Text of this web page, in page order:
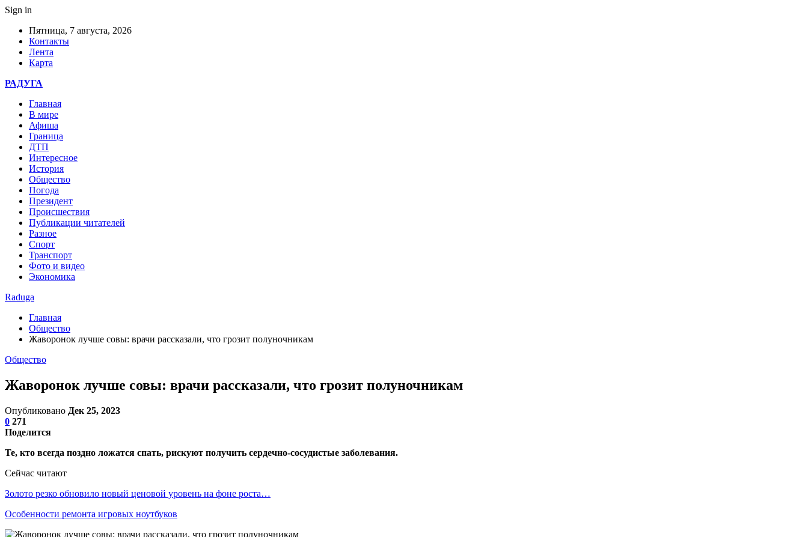
Sign in
Пятница, 7 августа, 2026
Контакты
Лента
Карта
РАДУГА
Главная
В мире
Афиша
Граница
ДТП
Интересное
История
Общество
Погода
Президент
Происшествия
Публикации читателей
Разное
Спорт
Транспорт
Фото и видео
Экономика
Raduga
Главная
Общество
Жаворонок лучше совы: врачи рассказали, что грозит полуночникам
Общество
Жаворонок лучше совы: врачи рассказали, что грозит полуночникам
Опубликовано Дек 25, 2023
0 271
Поделится
Те, кто всегда поздно ложатся спать, рискуют получить сердечно-сосудистые заболевания.
Сейчас читают
Золото резко обновило новый ценовой уровень на фоне роста…
Особенности ремонта игровых ноутбуков